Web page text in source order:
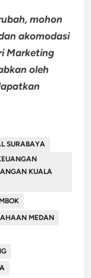
mohon
akomodasi
Marketing
oleh
SURABAYA
KUALA
MEDAN